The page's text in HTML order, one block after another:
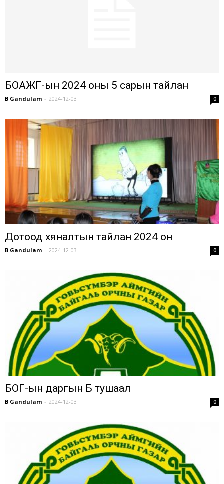
БОАЖГ-ын 2024 оны 5 сарын тайлан
B Gandulam - 2024-12-03 0
Дотоод хяналтын тайлан 2024 он
B Gandulam - 2024-12-03 0
БОГ-ын даргын Б тушаал
B Gandulam - 2024-12-03 0